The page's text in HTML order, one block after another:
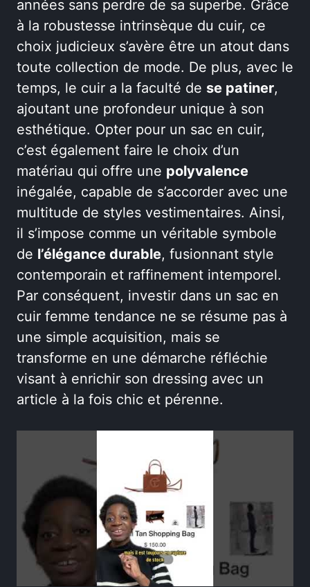
années sans perdre de sa superbe. Grâce
à la robustesse intrinsèque du cuir, ce
choix judicieux s’avère être un atout dans
toute collection de mode. De plus, avec le
temps, le cuir a la faculté de se patiner,
ajoutant une profondeur unique à son
esthétique. Opter pour un sac en cuir,
c’est également faire le choix d’un
matériau qui offre une polyvalence
inégalée, capable de s’accorder avec une
multitude de styles vestimentaires. Ainsi,
il s’impose comme un véritable symbole
de l’élégance durable, fusionnant style
contemporain et raffinement intemporel.
Par conséquent, investir dans un sac en
cuir femme tendance ne se résume pas à
une simple acquisition, mais se
transforme en une démarche réfléchie
visant à enrichir son dressing avec un
article à la fois chic et pérenne.